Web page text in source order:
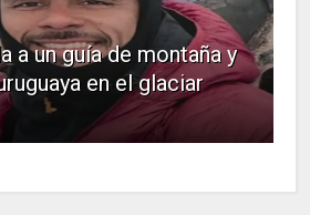
a un guía de montaña y
en el glaciar